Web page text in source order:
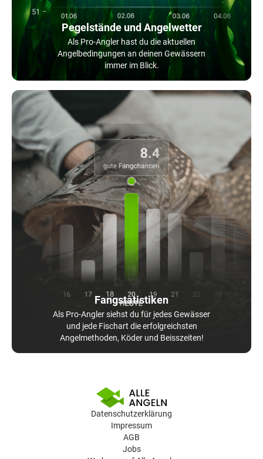
Pegelstände und Angelwetter
Als Pro-Angler hast du die aktuellen
Angelbedingungen an deinen Gewässern
immer im Blick.
Fangstatistiken
Als Pro-Angler siehst du für jedes Gewässer
und jede Fischart die erfolgreichsten
Angelmethoden, Köder und Beisszeiten!
Datenschutzerklärung
Impressum
AGB
Jobs